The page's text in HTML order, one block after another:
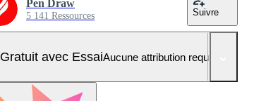
Pen Draw
5 141 Ressources Suivre
Gratuit avec EssaiAucune attribution requise